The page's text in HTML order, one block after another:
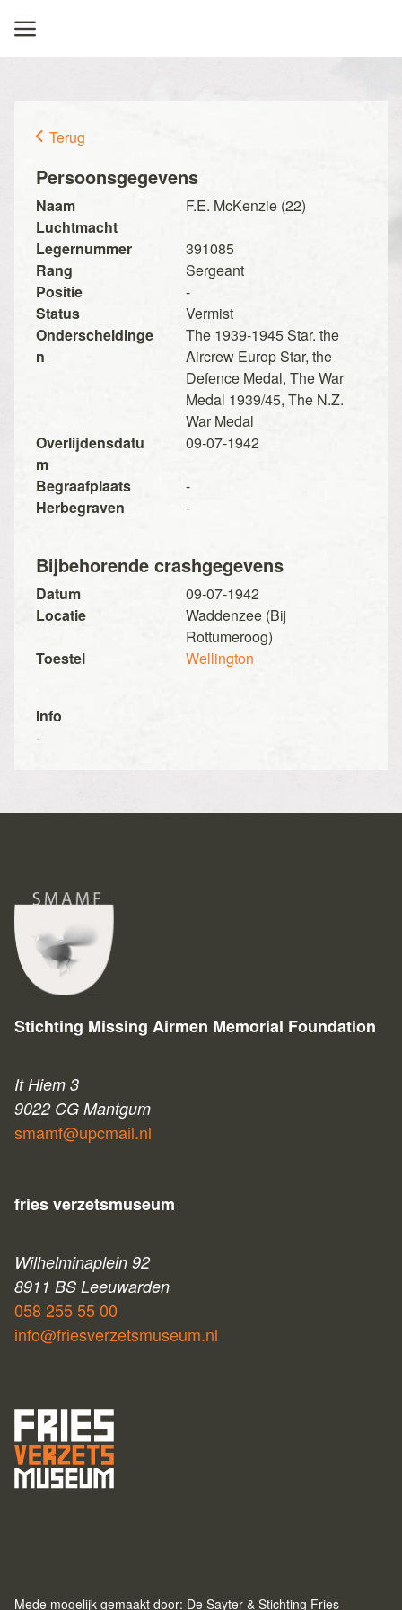
Terug
Persoonsgegevens
Naam
F.E. McKenzie (22)
Luchtmacht
Legernummer
391085
Rang
Sergeant
Positie
-
Status
Vermist
Onderscheidinge
n
The 1939-1945 Star. the
Aircrew Europ Star, the
Defence Medal, The War
Medal 1939/45, The N.Z.
War Medal
Overlijdensdatu
m
09-07-1942
Begraafplaats
-
Herbegraven
-
Bijbehorende crashgegevens
Datum
09-07-1942
Locatie
Waddenzee (Bij
Rottumeroog)
Toestel
Wellington
Info
-
Stichting Missing Airmen Memorial Foundation
It Hiem 3
9022 CG Mantgum
smamf@upcmail.nl
fries verzetsmuseum
Wilhelminaplein 92
8911 BS Leeuwarden
058 255 55 00
info@friesverzetsmuseum.nl
Mede mogelijk gemaakt door: De Sayter & Stichting Fries